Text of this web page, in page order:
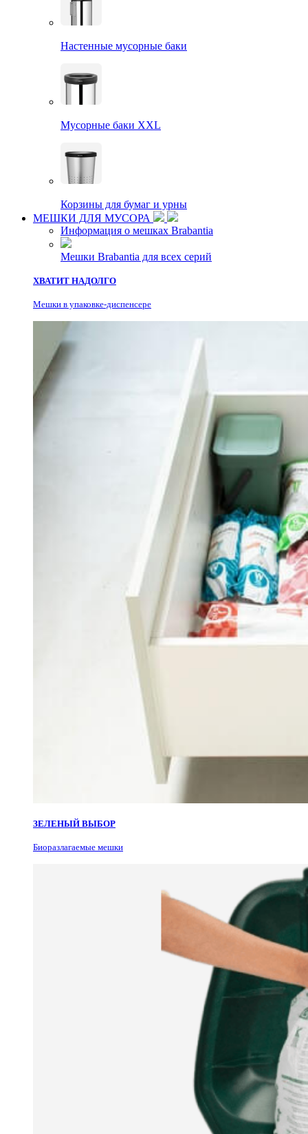
Настенные мусорные баки
Мусорные баки XXL
Корзины для бумаг и урны
МЕШКИ ДЛЯ МУСОРА
Информация о мешках Brabantia
Мешки Brabantia для всех серий
ХВАТИТ НАДОЛГО
Мешки в упаковке-диспенсере
ЗЕЛЕНЫЙ ВЫБОР
Биоразлагаемые мешки